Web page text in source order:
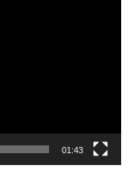
01:43